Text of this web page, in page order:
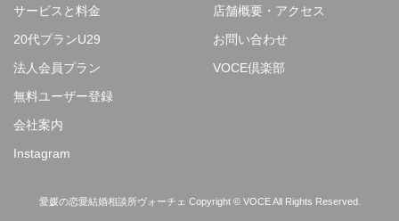
サービスと料金
20代プランU29
法人会員プラン
店舗概要・アクセス
お問い合わせ
VOCE倶楽部
無料ユーザー登録
会社案内
Instagram
愛媛の恋愛結婚相談所ヴォーチェ Copyright © VOCE All Rights Reserved.